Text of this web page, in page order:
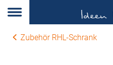
Zubehör RHL-Schrank